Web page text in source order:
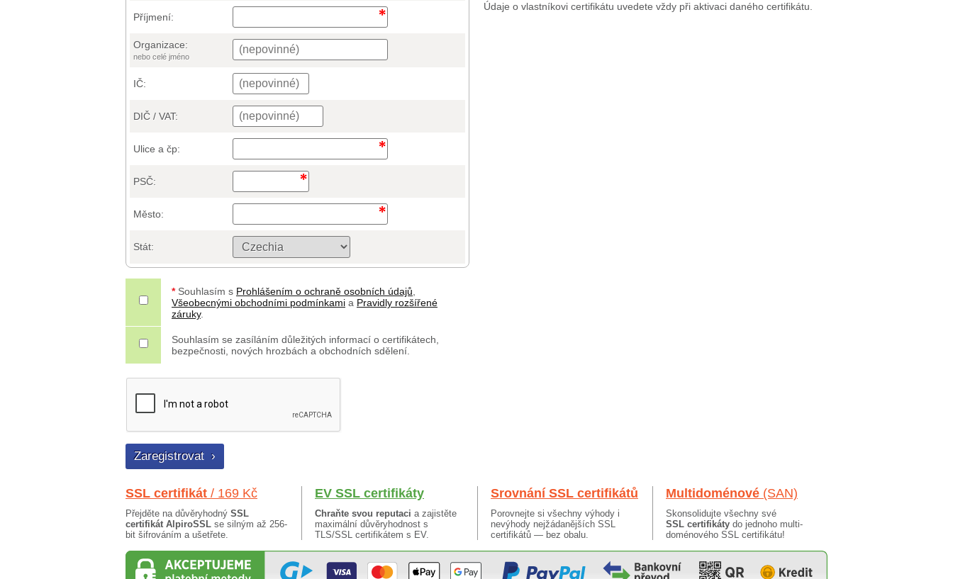
Příjmení:
Organizace:
nebo celé jméno
IČ:
DIČ / VAT:
Ulice a čp:
PSČ:
Město:
Stát:
* Souhlasím s Prohlášením o ochraně osobních údajů
Všeobecnými obchodními podmínkami a Pravidly rozšířené
záruky.
Souhlasím se zasíláním důležitých informací o certifikátech,
bezpečnosti, nových hrozbách a obchodních sdělení.
Údaje o vlastníkovi certifikátu uvedete vždy při aktivaci daného certifikátu.
SSL certifikát / 169 Kč
Přejděte na důvěryhodný SSL
certifikát AlpiroSSL se silným až 256-
bit šifrováním a ušetřete.
EV SSL certifikáty
Chraňte svou reputaci a zajistěte
maximální důvěryhodnost s
TLS/SSL certifikátem s EV.
Srovnání SSL certifikátů
Porovnejte si všechny výhody i
nevýhody nejžádanějších SSL
certifikátů — bez obalu.
Multidoménové (SAN)
Skonsolidujte všechny své
SSL certifikáty do jednoho multi-
doménového SSL certifikátu!